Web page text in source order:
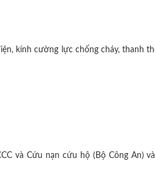
kính cường lực chống cháy, thanh
và Cứu nạn cứu hộ (Bộ Công An)